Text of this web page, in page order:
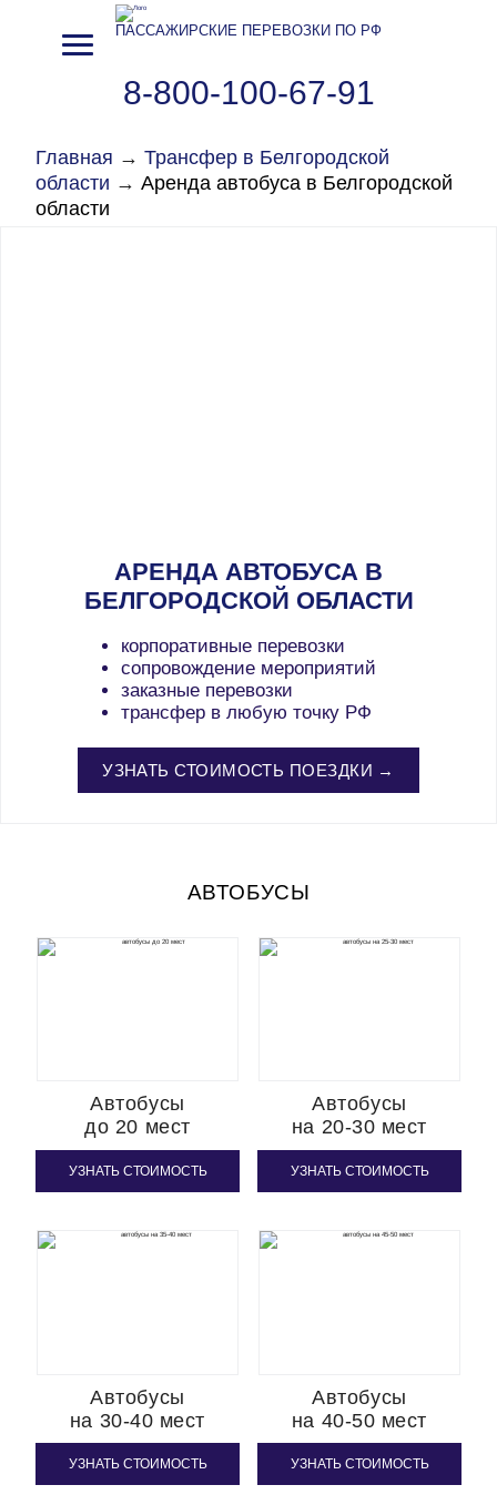
ПАССАЖИРСКИЕ ПЕРЕВОЗКИ ПО РФ
8-800-100-67-91
Главная → Трансфер в Белгородской
области → Аренда автобуса в Белгородской
области
АРЕНДА АВТОБУСА В
БЕЛГОРОДСКОЙ ОБЛАСТИ
корпоративные перевозки
сопровождение мероприятий
заказные перевозки
трансфер в любую точку РФ
УЗНАТЬ СТОИМОСТЬ ПОЕЗДКИ →
АВТОБУСЫ
Автобусы
до 20 мест
УЗНАТЬ СТОИМОСТЬ
Автобусы
на 20-30 мест
УЗНАТЬ СТОИМОСТЬ
Автобусы
на 30-40 мест
УЗНАТЬ СТОИМОСТЬ
Автобусы
на 40-50 мест
УЗНАТЬ СТОИМОСТЬ